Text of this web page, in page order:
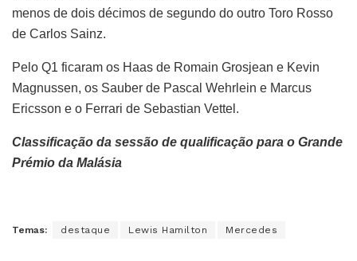
menos de dois décimos de segundo do outro Toro Rosso
de Carlos Sainz.
Pelo Q1 ficaram os Haas de Romain Grosjean e Kevin
Magnussen, os Sauber de Pascal Wehrlein e Marcus
Ericsson e o Ferrari de Sebastian Vettel.
Classificação da sessão de qualificação para o Grande
Prémio da Malásia
Temas: destaque Lewis Hamilton Mercedes